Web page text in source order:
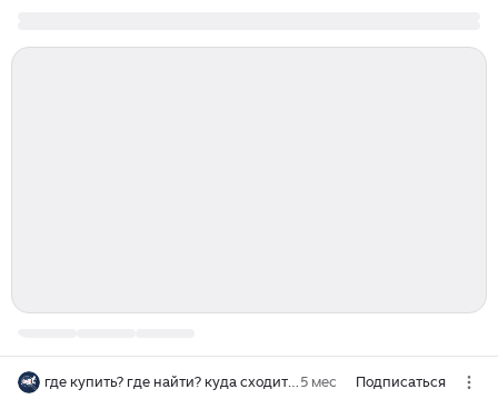
где купить? где найти? куда сходить? 5 мес Подписаться